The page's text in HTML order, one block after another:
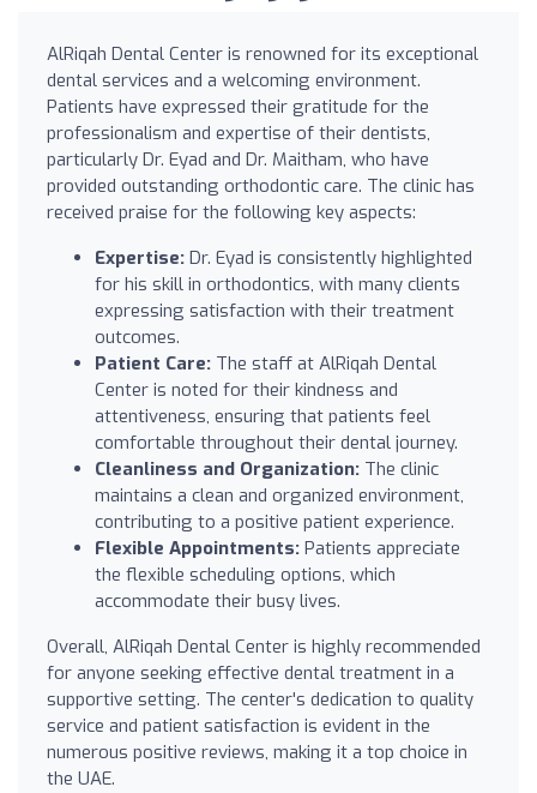
AlRiqah Dental Center is renowned for its exceptional
dental services and a welcoming environment.
Patients have expressed their gratitude for the
professionalism and expertise of their dentists,
particularly Dr. Eyad and Dr. Maitham, who have
provided outstanding orthodontic care. The clinic has
received praise for the following key aspects:
Expertise: Dr. Eyad is consistently highlighted
for his skill in orthodontics, with many clients
expressing satisfaction with their treatment
outcomes.
Patient Care: The staff at AlRiqah Dental
Center is noted for their kindness and
attentiveness, ensuring that patients feel
comfortable throughout their dental journey.
Cleanliness and Organization: The clinic
maintains a clean and organized environment,
contributing to a positive patient experience.
Flexible Appointments: Patients appreciate
the flexible scheduling options, which
accommodate their busy lives.
Overall, AlRiqah Dental Center is highly recommended
for anyone seeking effective dental treatment in a
supportive setting. The center's dedication to quality
service and patient satisfaction is evident in the
numerous positive reviews, making it a top choice in
the UAE.